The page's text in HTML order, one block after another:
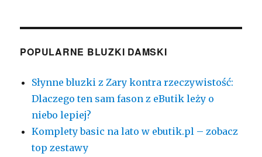
POPULARNE BLUZKI DAMSKI
Słynne bluzki z Zary kontra rzeczywistość:
Dlaczego ten sam fason z eButik leży o
niebo lepiej?
Komplety basic na lato w ebutik.pl – zobacz
top zestawy